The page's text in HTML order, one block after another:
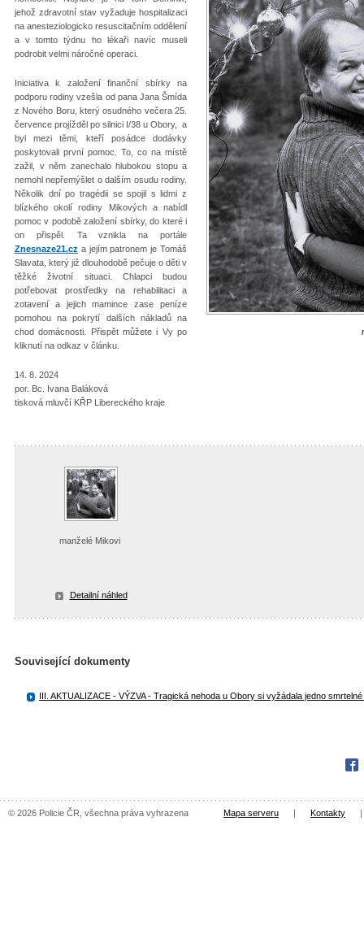
jehož zdravotní stav vyžaduje hospitalizaci
na anesteziologicko resuscitačním oddělení
a v tomto týdnu ho lékaři navíc museli
podrobit velmi náročné operaci.
Iniciativa k založení finanční sbírky na
podporu rodiny vzešla od pana Jana Šmída
z Nového Boru, který osudného večera 25.
července projížděl po silnici I/38 u Obory, a
byl mezi těmi, kteří posádce dodávky
poskytovali první pomoc. To, co na místě
zažil, v něm zanechalo hlubokou stopu a
nemohl nepřemýšlet o dalším osudu rodiny.
Několik dní po tragédii se spojil s lidmi z
blízkého okolí rodiny Mikových a nabídl
pomoc v podobě založení sbírky, do které i
on přispěl. Ta vznikla na portále
Znesnaze21.cz a jejím patronem je Tomáš
Slavata, který již dlouhodobě pečuje o děti v
těžké životní situaci. Chlapci budou
potřebovat prostředky na rehabilitaci a
zotavení a jejich mamince zase peníze
pomohou na pokrytí dalších nákladů na
chod domácnosti. Přispět můžete i Vy po
kliknutí na odkaz v článku.
14. 8. 2024
por. Bc. Ivana Baláková
tisková mluvčí KŘP Libereckého kraje
manželé Mikovi
Detailní náhled
Související dokumenty
III. AKTUALIZACE - VÝZVA - Tragická nehoda u Obory si vyžádala jedno
© 2026 Policie ČR, všechna práva vyhrazena Mapa serveru | Kontakty |